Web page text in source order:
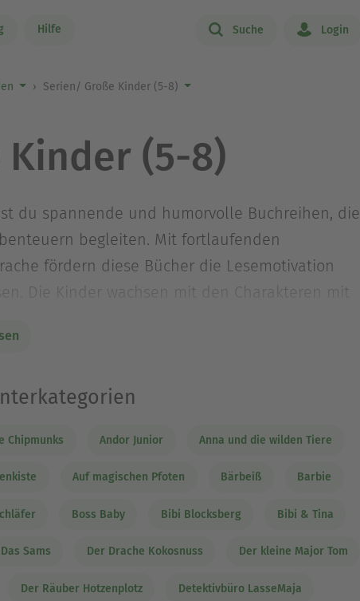
Hilfe Suche Login
Serien/ Große Kinder (5-8)
(5-8)
du spannende und humorvolle Buchreihen, die
begleiten. Mit fortlaufenden
fördern diese Bücher die Lesemotivation
Die Kinder wachsen mit den Charakteren mit
machen, bist du hier genau richtig.
Chipmunks Andor Junior Anna und die wilden Tiere
Auf magischen Pfoten Bärbeiß Barbie
Boss Baby Bibi Blocksberg Bibi & Tina
Das Sams Der Drache Kokosnuss Der kleine Major Tom
Der Räuber Hotzenplotz Detektivbüro LasseMaja